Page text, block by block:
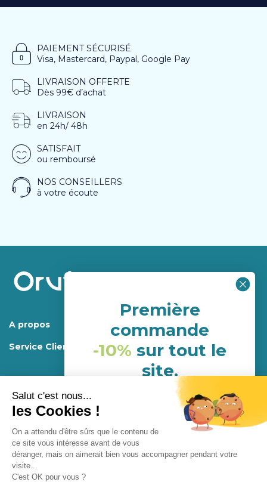
PAIEMENT SÉCURISÉ
Visa, Mastercard, Paypal, Google Pay
LIVRAISON OFFERTE
Dès 99€ d’achat
LIVRAISON
en 24h/ 48h
SATISFAIT
ou remboursé
NOS CONSEILLERS
à votre écoute
A propos
Service Client
Conditions générales d’utilisations et de ventes
Confidentialité
Première
commande
-10% sur tout le
site.
(hors porduits déja en
promotion)
NHH24P6G